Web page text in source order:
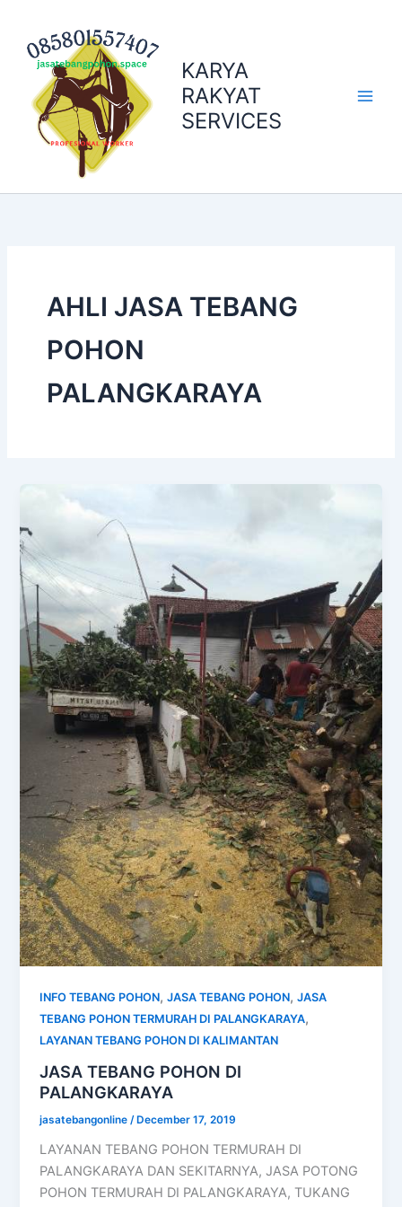
content
KARYA
RAKYAT
SERVICES
AHLI JASA TEBANG
POHON
PALANGKARAYA
INFO TEBANG POHON,JASA TEBANG POHON,JASA
TEBANG POHON TERMURAH DI PALANGKARAYA,
LAYANAN TEBANG POHON DI KALIMANTAN
JASA TEBANG POHON DI
PALANGKARAYA
jasatebangonline/ December 17, 2019
LAYANAN TEBANG POHON TERMURAH DI
PALANGKARAYA DAN SEKITARNYA, JASA POTONG
POHON TERMURAH DI PALANGKARAYA, TUKANG